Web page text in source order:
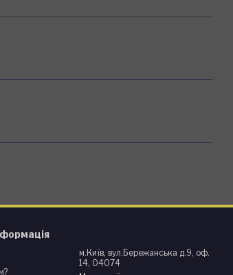
м.Київ, вул.Бережанська д.9, оф.
14, 04074